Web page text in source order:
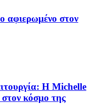
αφιερωμένο στον
Η Michelle
κόσμο της